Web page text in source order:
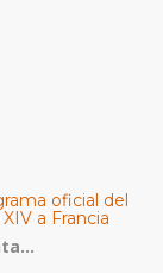
oficial del
a Francia